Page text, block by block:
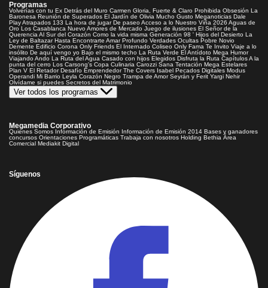
Programas
Volverías con tu Ex Detrás del Muro Carmen Gloria, Fuerte & Claro Prohibida Obsesión La
Baronesa Reunión de Superados El Jardín de Olivia Mucho Gusto Meganoticias Dale
PlayAtrapados 133 La hora de jugar De paseoAcceso a lo Nuestro Viña 2026 Aguas de
Oro Los Casablanca Nuevo Amores de Mercado Juego de ilusiones El Señor de la
Querencia Al Sur del Corazón Como la vida misma Generación 98 ' Hijos del Desierto La
Ley de Baltazar Hasta Encontrarte Amar Profundo Verdades Ocultas Pobre Novio
Demente Edificio Corona Only Friends El Internado Coliseo Only Fama Te Invito Viaje a lo
insólito De aquí vengo yo Bajo el mismo techo La Ruta Verde El Antídoto Mega Humor
Viajando Ando La Ruta del Agua Casado con hijos Elegidos Disfruta la Ruta CapítulosA la
punta del cerro Los Carsong's Copa Culinaria Carozzi Sana Tentación Mega Estelares
Plan V El Retador Desafío Emprendedor The Covers Isabel Pecados Digitales Modus
Operandi Mi Barrio Leyla Corazón Negro Trampa de Amor Seyrán y Ferit Yargi Nehir
Olvídame si puedes Secretos del Matrimonio
Ver todos los programas
Megamedia Corporativo
Quienes Somos Información de Emisión Información de Emisión 2014 Bases y ganadores
concursos Orientaciones Programáticas Trabaja con nosotros Holding Bethia Área
Comercial Mediakit Digital
Síguenos